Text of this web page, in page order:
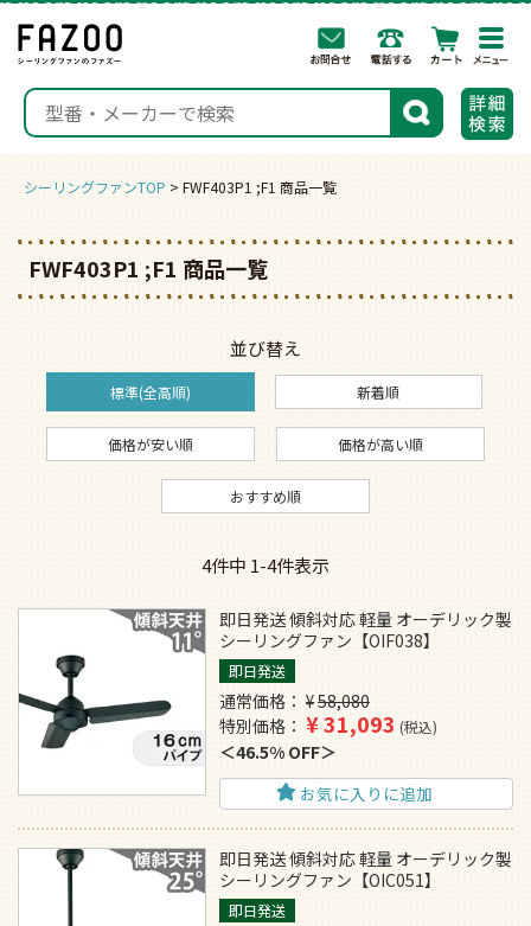
検索
シーリングファンTOP FWF403P1 ;F1 商品一覧
FWF403P1 ;F1 商品一覧
並び替え
標準(全高順) 新着順
価格が安い順 価格が高い順
おすすめ順
4件中 1-4件表示
即日発送 傾斜対応 軽量 オーデリック製
シーリングファン【OIF038】
即日発送
通常価格 ¥58,080
特別価格
¥31,093 税込
46.5% OFF
お気に入りに追加
即日発送 傾斜対応 軽量 オーデリック製
シーリングファン【OIC051】
即日発送